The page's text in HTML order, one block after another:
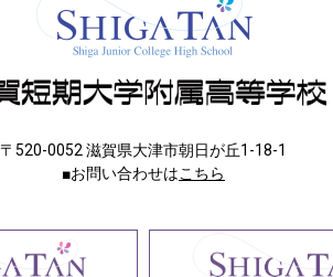
〒520-0052 滋賀県大津市朝日が丘1-18-1
■お問い合わせはこちら